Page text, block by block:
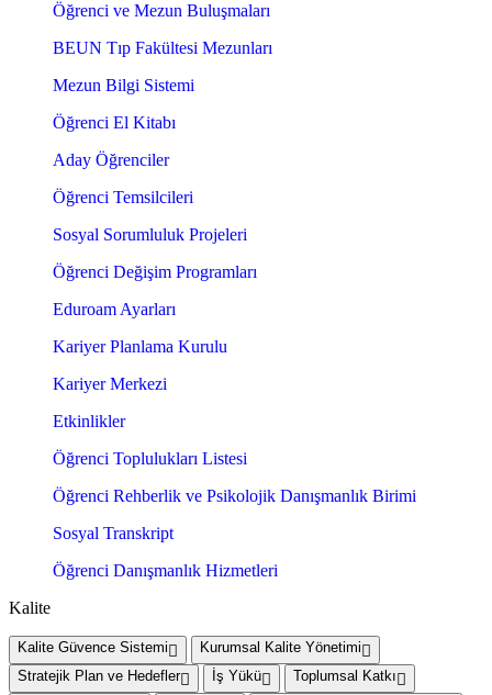
Öğrenci ve Mezun Buluşmaları
BEUN Tıp Fakültesi Mezunları
Mezun Bilgi Sistemi
Öğrenci El Kitabı
Aday Öğrenciler
Öğrenci Temsilcileri
Sosyal Sorumluluk Projeleri
Öğrenci Değişim Programları
Eduroam Ayarları
Kariyer Planlama Kurulu
Kariyer Merkezi
Etkinlikler
Öğrenci Toplulukları Listesi
Öğrenci Rehberlik ve Psikolojik Danışmanlık Birimi
Sosyal Transkript
Öğrenci Danışmanlık Hizmetleri
Kalite
Kalite Güvence Sistemi
Kurumsal Kalite Yönetimi
Stratejik Plan ve Hedefler
İş Yükü
Toplumsal Katkı